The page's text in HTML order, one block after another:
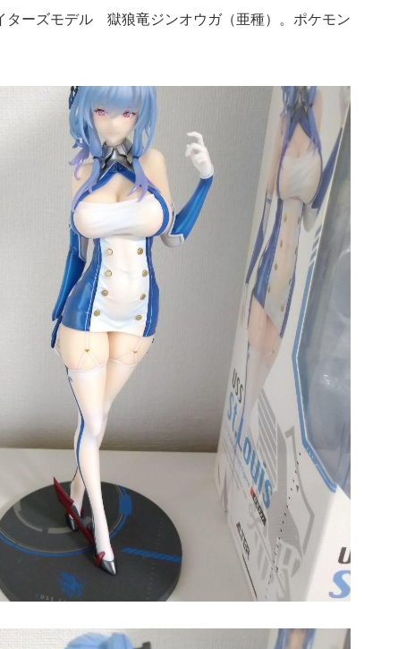
ターズモデル 獄狼竜ジンオウガ（亜種）。ポケモン